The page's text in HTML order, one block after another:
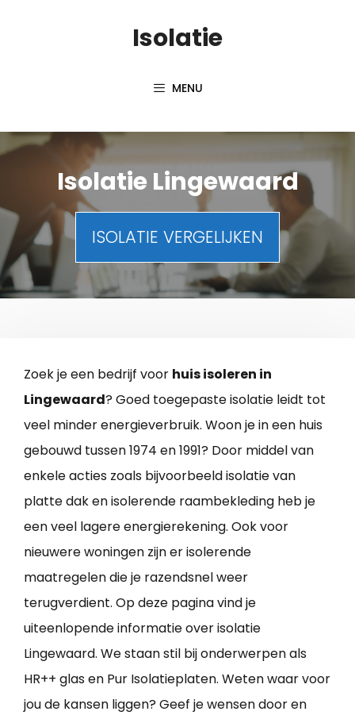
Isolatie
MENU
Isolatie Lingewaard
ISOLATIE VERGELIJKEN
Zoek je een bedrijf voor huis isoleren in
Lingewaard? Goed toegepaste isolatie leidt tot
veel minder energieverbruik. Woon je in een huis
gebouwd tussen 1974 en 1991? Door middel van
enkele acties zoals bijvoorbeeld isolatie van
platte dak en isolerende raambekleding heb je
een veel lagere energierekening. Ook voor
nieuwere woningen zijn er isolerende
maatregelen die je razendsnel weer
terugverdient. Op deze pagina vind je
uiteenlopende informatie over isolatie
Lingewaard. We staan stil bij onderwerpen als
HR++ glas en Pur Isolatieplaten. Weten waar voor
jou de kansen liggen? Geef je wensen door en